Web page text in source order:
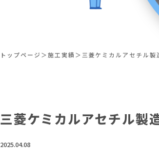
トップページ 施工実績 三菱ケミカルアセチル製
三菱ケミカルアセチル製
2025.04.08